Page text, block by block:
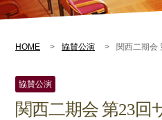
HOME 協賛公演 関西二期会
協賛公演
関西二期会 第23